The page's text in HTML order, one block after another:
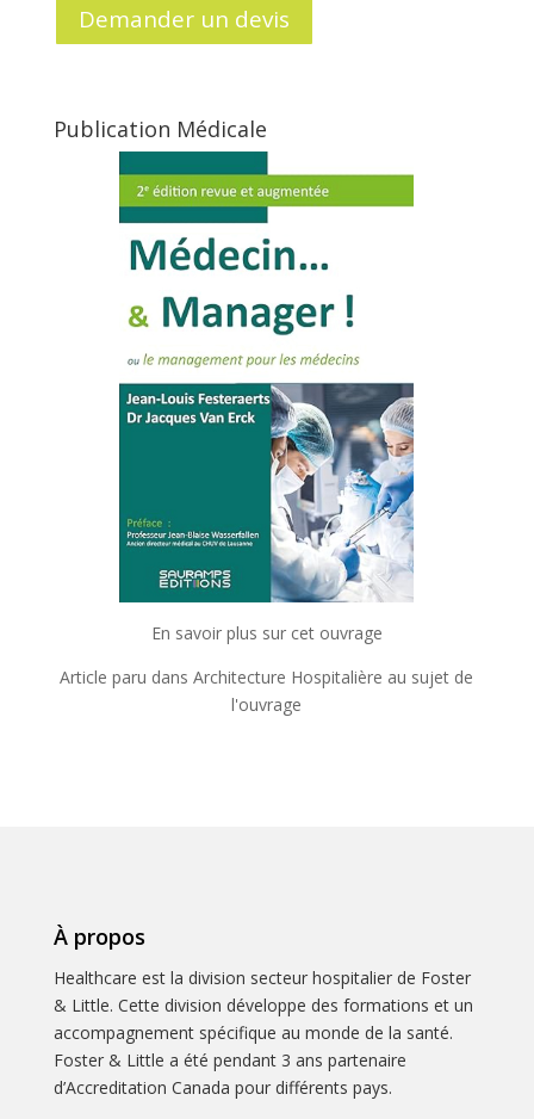
Demander un devis
Publication Médicale
En savoir plus sur cet ouvrage
Article paru dans Architecture Hospitalière au sujet de
l'ouvrage
À propos
Healthcare est la division secteur hospitalier de Foster
& Little. Cette division développe des formations et un
accompagnement spécifique au monde de la santé.
Foster & Little a été pendant 3 ans partenaire
d’Accreditation Canada pour différents pays.